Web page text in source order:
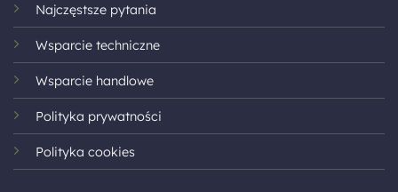
Najczęstsze pytania
Wsparcie techniczne
Wsparcie handlowe
Polityka prywatności
Polityka cookies